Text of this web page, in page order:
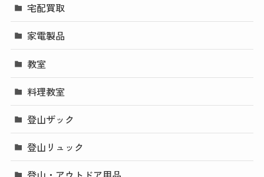
宅配買取
家電製品
教室
料理教室
登山ザック
登山リュック